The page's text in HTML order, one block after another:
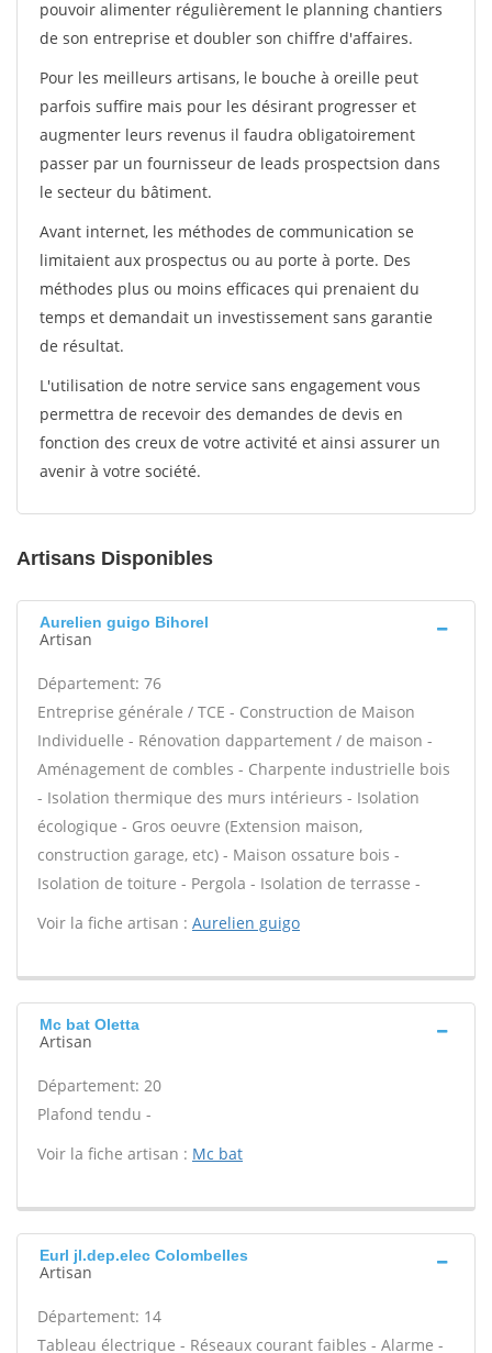
pouvoir alimenter régulièrement le planning chantiers
de son entreprise et doubler son chiffre d'affaires.
Pour les meilleurs artisans, le bouche à oreille peut
parfois suffire mais pour les désirant progresser et
augmenter leurs revenus il faudra obligatoirement
passer par un fournisseur de leads prospectsion dans
le secteur du bâtiment.
Avant internet, les méthodes de communication se
limitaient aux prospectus ou au porte à porte. Des
méthodes plus ou moins efficaces qui prenaient du
temps et demandait un investissement sans garantie
de résultat.
L'utilisation de notre service sans engagement vous
permettra de recevoir des demandes de devis en
fonction des creux de votre activité et ainsi assurer un
avenir à votre société.
Artisans Disponibles
Aurelien guigo Bihorel
Artisan
Département: 76
Entreprise générale / TCE - Construction de Maison
Individuelle - Rénovation dappartement / de maison -
Aménagement de combles - Charpente industrielle bois
- Isolation thermique des murs intérieurs - Isolation
écologique - Gros oeuvre (Extension maison,
construction garage, etc) - Maison ossature bois -
Isolation de toiture - Pergola - Isolation de terrasse -
Voir la fiche artisan : Aurelien guigo
Mc bat Oletta
Artisan
Département: 20
Plafond tendu -
Voir la fiche artisan : Mc bat
Eurl jl.dep.elec Colombelles
Artisan
Département: 14
Tableau électrique - Réseaux courant faibles - Alarme -